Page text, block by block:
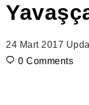
24 Mart 2017
0 Comments